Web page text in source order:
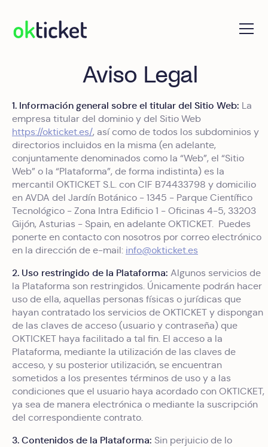
Aviso Legal
1. Información general sobre el titular del Sitio Web: La
empresa titular del dominio y del Sitio Web
https://okticket.es/, así como de todos los subdominios y
directorios incluidos en la misma (en adelante,
conjuntamente denominados como la “Web”, el “Sitio
Web” o la “Plataforma”, de forma indistinta) es la
mercantil OKTICKET S.L. con CIF B74433798 y domicilio
en AVDA del Jardín Botánico - 1345 - Parque Científico
Tecnológico - Zona Intra Edificio 1 - Oficinas 4-5, 33203
Gijón, Asturias - Spain, en adelante OKTICKET. Puedes
ponerte en contacto con nosotros por correo electrónico
en la dirección de e-mail: info@okticket.es
2. Uso restringido de la Plataforma: Algunos servicios de
la Plataforma son restringidos. Únicamente podrán hacer
uso de ella, aquellas personas físicas o jurídicas que
hayan contratado los servicios de OKTICKET y dispongan
de las claves de acceso (usuario y contraseña) que
OKTICKET haya facilitado a tal fin. El acceso a la
Plataforma, mediante la utilización de las claves de
acceso, y su posterior utilización, se encuentran
sometidos a los presentes términos de uso y a las
condiciones que el usuario haya acordado con OKTICKET,
ya sea de manera electrónica o mediante la suscripción
del correspondiente contrato.
3. Contenidos de la Plataforma: Sin perjuicio de lo